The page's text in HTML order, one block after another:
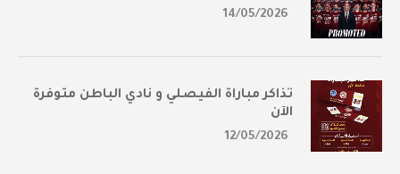
14/05/2026
تذاكر مباراة الفيصلي و نادي الباطن متوفرة
الآن
12/05/2026